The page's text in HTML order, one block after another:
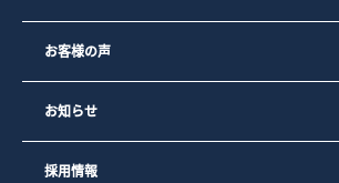
お客様の声
お知らせ
採用情報